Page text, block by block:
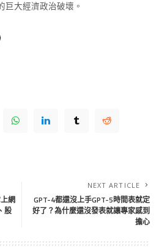
巨大經濟政治破壞。
網
股
NEXT ARTICLE
GPT-4都還沒上手GPT-5時間表就定
好了？為什麼還沒發表就讓專家感到
擔心